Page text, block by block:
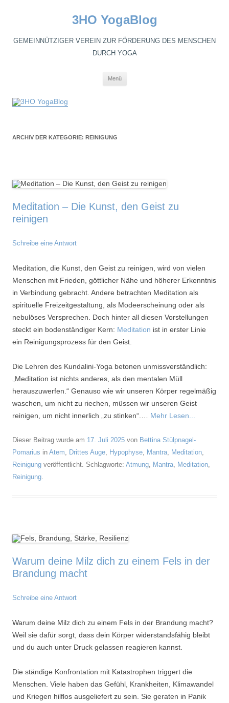
3HO YogaBlog
GEMEINNÜTZIGER VEREIN ZUR FÖRDERUNG DES MENSCHEN
DURCH YOGA
Menü
ARCHIV DER KATEGORIE: REINIGUNG
Meditation – Die Kunst, den Geist zu
reinigen
Schreibe eine Antwort
Meditation, die Kunst, den Geist zu reinigen, wird von vielen
Menschen mit Frieden, göttlicher Nähe und höherer Erkenntnis
in Verbindung gebracht. Andere betrachten Meditation als
spirituelle Freizeitgestaltung, als Modeerscheinung oder als
nebulöses Versprechen. Doch hinter all diesen Vorstellungen
steckt ein bodenständiger Kern: Meditation ist in erster Linie
ein Reinigungsprozess für den Geist.
Die Lehren des Kundalini-Yoga betonen unmissverständlich:
„Meditation ist nichts anderes, als den mentalen Müll
herauszuwerfen.“ Genauso wie wir unseren Körper regelmäßig
waschen, um nicht zu riechen, müssen wir unseren Geist
reinigen, um nicht innerlich „zu stinken“.… Mehr Lesen...
Dieser Beitrag wurde am 17. Juli 2025 von Bettina Stülpnagel-
Pomarius in Atem, Drittes Auge, Hypophyse, Mantra, Meditation,
Reinigung veröffentlicht. Schlagworte: Atmung, Mantra, Meditation,
Reinigung.
Warum deine Milz dich zu einem Fels in der
Brandung macht
Schreibe eine Antwort
Warum deine Milz dich zu einem Fels in der Brandung macht?
Weil sie dafür sorgt, dass dein Körper widerstandsfähig bleibt
und du auch unter Druck gelassen reagieren kannst.
Die ständige Konfrontation mit Katastrophen triggert die
Menschen. Viele haben das Gefühl, Krankheiten, Klimawandel
und Kriegen hilflos ausgeliefert zu sein. Sie geraten in Panik